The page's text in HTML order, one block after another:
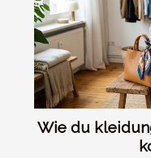
Wie du